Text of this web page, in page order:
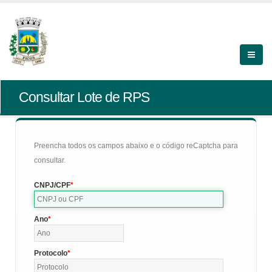
Consultar Lote de RPS
Preencha todos os campos abaixo e o código reCaptcha para
consultar.
CNPJ/CPF
Ano
Protocolo